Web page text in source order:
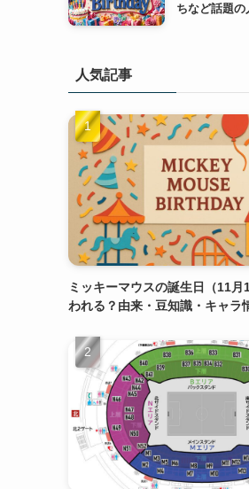
ちなど話題の
人気記事
ミッキーマウスの誕生日（11月
われる？由来・豆知識・キャラ